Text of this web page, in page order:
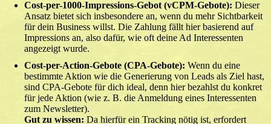
Cost-per-1000-Impressions-Gebot (vCPM-Gebote): Dieser
Ansatz bietet sich insbesondere an, wenn du mehr Sichtbarkeit
für dein Business willst. Die Zahlung fällt hier basierend auf
Impressions an, also dafür, wie oft deine Ad Interessenten
angezeigt wurde.
Cost-per-Action-Gebote (CPA-Gebote): Wenn du eine
bestimmte Aktion wie die Generierung von Leads als Ziel hast,
sind CPA-Gebote für dich ideal, denn hier bezahlst du konkret
für jede Aktion (wie z. B. die Anmeldung eines Interessenten
zum Newsletter).
Gut zu wissen: Da hierfür ein Tracking nötig ist, erfordert